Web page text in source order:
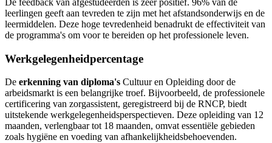
De feedback van afgestudeerden is zeer positief. 96% van de
leerlingen geeft aan tevreden te zijn met het afstandsonderwijs en de
leermiddelen. Deze hoge tevredenheid benadrukt de effectiviteit van
de programma's om voor te bereiden op het professionele leven.
Werkgelegenheidpercentage
De erkenning van diploma's Cultuur en Opleiding door de
arbeidsmarkt is een belangrijke troef. Bijvoorbeeld, de professionele
certificering van zorgassistent, geregistreerd bij de RNCP, biedt
uitstekende werkgelegenheidsperspectieven. Deze opleiding van 12
maanden, verlengbaar tot 18 maanden, omvat essentiële gebieden
zoals hygiëne en voeding van afhankelijkheidsbehoevenden.